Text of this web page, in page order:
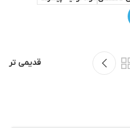
قدیمی تر